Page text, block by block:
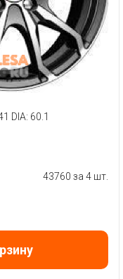
DIA: 60.1
43760 за 4 шт.